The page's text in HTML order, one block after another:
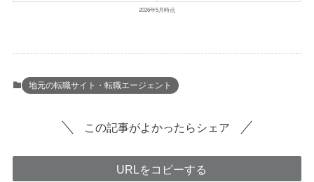
2026年5月時点
地元の転職サイト・転職エージェント
この記事がよかったらシェア
URLをコピーする